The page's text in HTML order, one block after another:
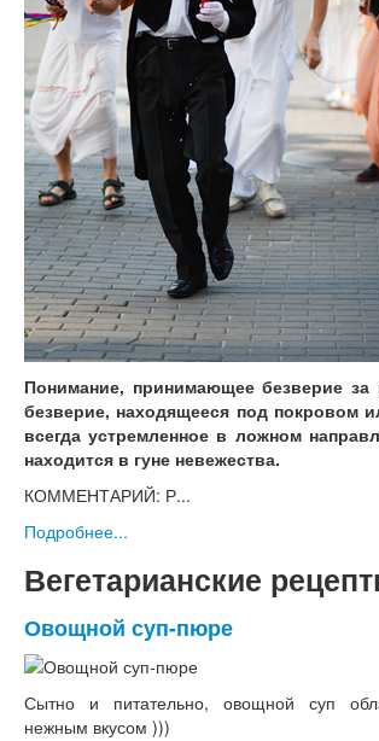
Понимание, принимающее безверие за
безверие, находящееся под покровом
всегда устремленное в ложном
находится в гуне невежества.
КОММЕНТАРИЙ: Р...
Подробнее...
Вегетарианские
Овощной суп-пюре
Сытно и питательно, овощной суп
нежным вкусом )))